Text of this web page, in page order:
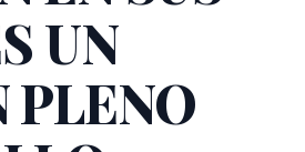
UN
PLENO